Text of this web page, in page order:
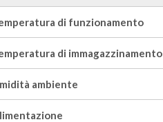
di funzionamento
di immagazzinamento
ambiente